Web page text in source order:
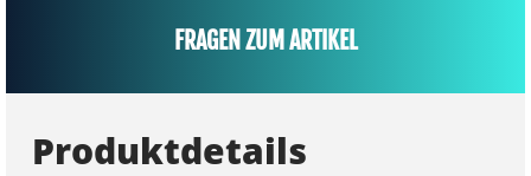
FRAGEN ZUM ARTIKEL
Produktdetails